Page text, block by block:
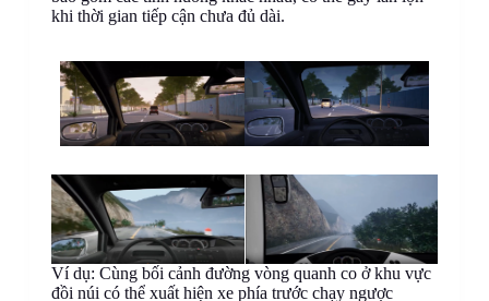
khi thời gian tiếp cận chưa đủ dài.
Ví dụ: Cùng bối cảnh đường vòng quanh co ở khu vực
đồi núi có thể xuất hiện xe phía trước chạy ngược